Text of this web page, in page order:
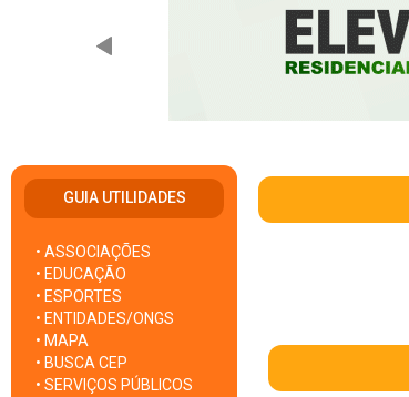
GUIA UTILIDADES
• ASSOCIAÇÕES
• EDUCAÇÃO
• ESPORTES
• ENTIDADES/ONGS
• MAPA
• BUSCA CEP
• SERVIÇOS PÚBLICOS